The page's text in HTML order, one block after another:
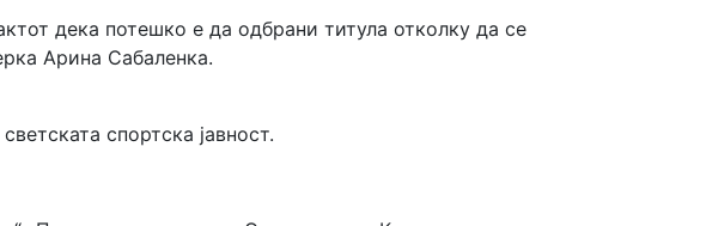
дека потешко е да одбрани титула отколку да се
Арина Сабаленка.
спортска јавност.